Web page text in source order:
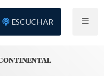
ESCUCHAR